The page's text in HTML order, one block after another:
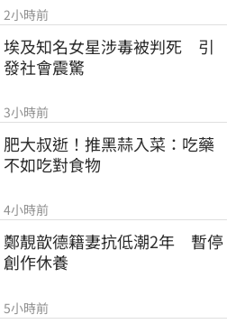
2小時前
埃及知名女星涉毒被判死　引
發社會震驚
3小時前
肥大叔逝！推黑蒜入菜：吃藥
不如吃對食物
4小時前
鄭靚歆德籍妻抗低潮2年　暫停
創作休養
5小時前